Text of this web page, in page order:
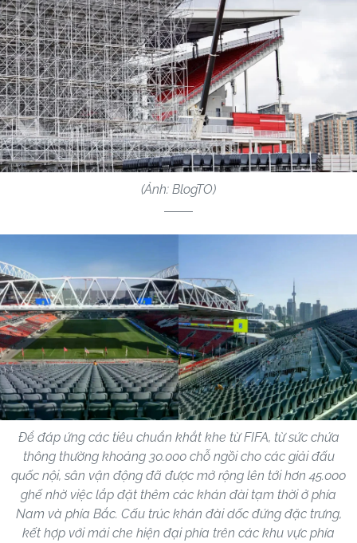
(Ảnh: BlogTO)
Để đáp ứng các tiêu chuẩn khắt khe từ FIFA, từ sức chứa
thông thường khoảng 30.000 chỗ ngồi cho các giải đấu
quốc nội, sân vận động đã được mở rộng lên tới hơn 45.000
ghế nhờ việc lắp đặt thêm các khán đài tạm thời ở phía
Nam và phía Bắc. Cấu trúc khán đài dốc đứng đặc trưng,
kết hợp với mái che hiện đại phía trên các khu vực phía